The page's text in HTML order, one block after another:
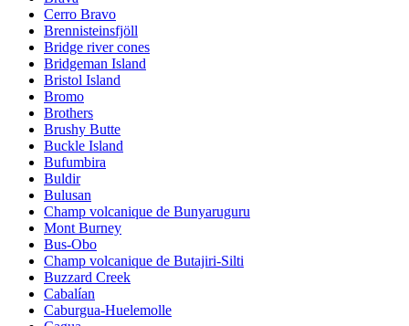
Cerro Bravo
Brennisteinsfjöll
Bridge river cones
Bridgeman Island
Bristol Island
Bromo
Brothers
Brushy Butte
Buckle Island
Bufumbira
Buldir
Bulusan
Champ volcanique de Bunyaruguru
Mont Burney
Bus-Obo
Champ volcanique de Butajiri-Silti
Buzzard Creek
Cabalían
Caburgua-Huelemolle